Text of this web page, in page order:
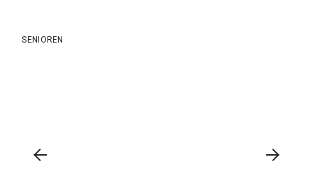
SENIOREN